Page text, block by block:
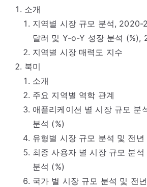
소개
지역별 시장 규모 분석, 2020-
달러 및 Y-o-Y 성장 분석 (%),
지역별 시장 매력도 지수
북미
소개
주요 지역별 역학 관계
애플리케이션 별 시장 규모 분
분석 (%)
유형별 시장 규모 분석 및 전
최종 사용자 별 시장 규모 분
분석 (%)
국가 별 시장 규모 분석 및 전